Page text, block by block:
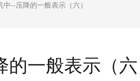
--压降的一般表示（六）
一般表示（六